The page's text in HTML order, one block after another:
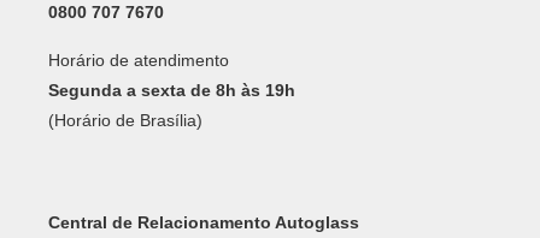
0800 707 7670
Horário de atendimento
Segunda a sexta de 8h às 19h
(Horário de Brasília)
Central de Relacionamento Autoglass